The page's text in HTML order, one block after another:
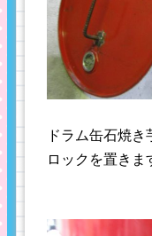
ドラム缶石焼
ロックを置きま